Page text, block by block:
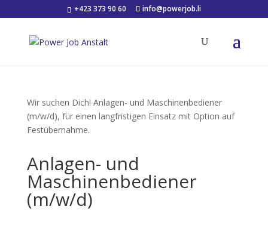
+423 373 90 60 info@powerjob.li
Wir suchen Dich! Anlagen- und Maschinenbediener
(m/w/d), für einen langfristigen Einsatz mit Option auf
Festübernahme.
Anlagen- und
Maschinenbediener
(m/w/d)